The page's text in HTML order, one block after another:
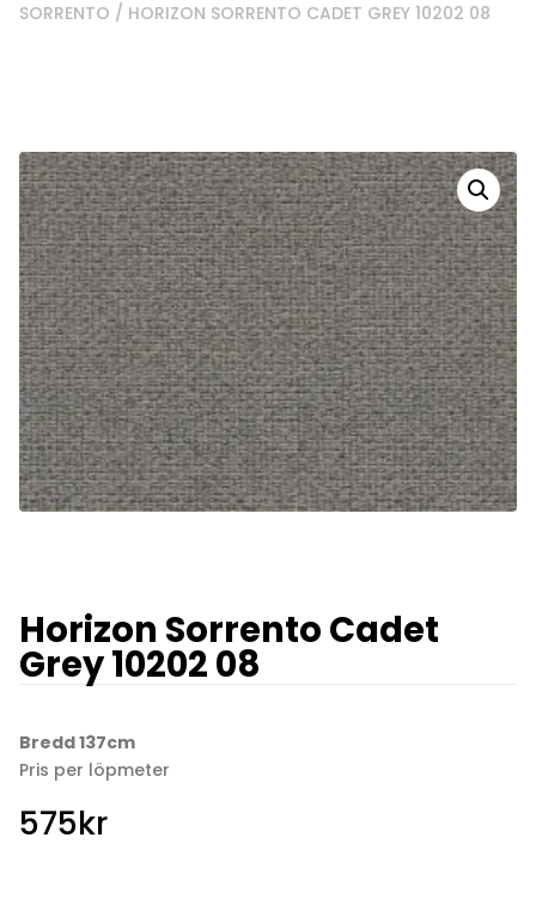
SORRENTO / HORIZON SORRENTO CADET GREY 10202 08
Horizon Sorrento Cadet
Grey 10202 08
Bredd 137cm
Pris per löpmeter
575kr